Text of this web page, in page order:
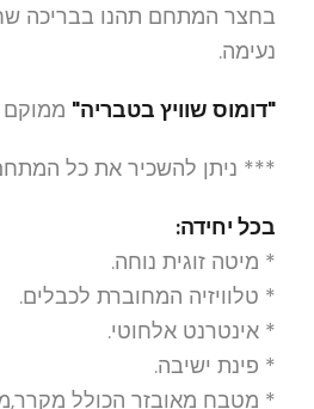
בחצר המתחם תהנו בבריכה
נעימה.
"דומוס שוויץ בטבריה" ממוקם
*** ניתן להשכיר את כל
בכל יחידה:
* מיטה זוגית נוחה.
* טלוויזיה המחוברת לכבלים.
* אינטרנט אלחוטי.
* פינת ישיבה.
* מטבח מאובזר הכולל